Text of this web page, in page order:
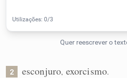
Detector de IA
Humanizador de IA
2 esconjuro, exorcismo.